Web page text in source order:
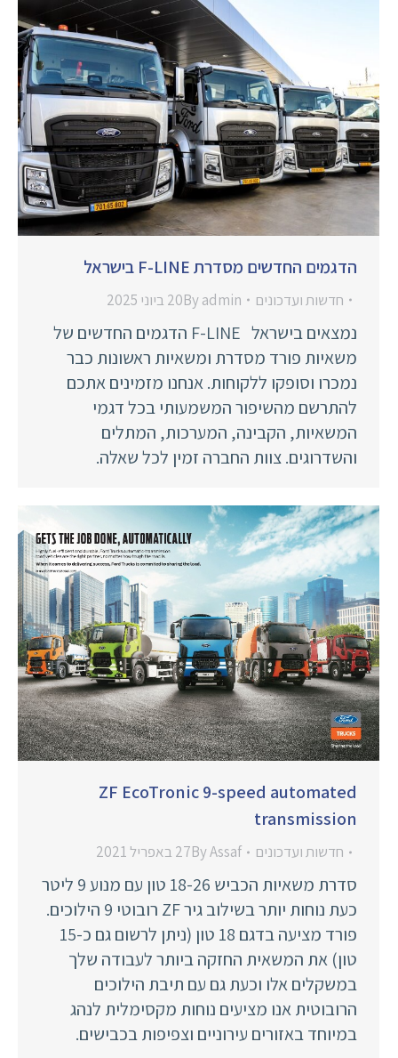
הדגמים החדשים מסדרת F-LINE בישראל
חדשות ועדכונים Byadmin 20 ביוני 2025
נמצאים בישראל F-LINE הדגמים החדשים של
משאיות פורד מסדרת ומשאיות ראשונות כבר
נמכרו וסופקו ללקוחות. אנחנו מזמינים אתכם
להתרשם מהשיפור המשמעותי בכל דגמי
המשאיות, הקבינה, המערכות, המתלים
והשדרוגים. צוות החברה זמין לכל שאלה.
ZF EcoTronic 9-speed automated
transmission
חדשות ועדכונים ByAssaf 27 באפריל 2021
סדרת משאיות הכביש 18-26 טון עם מנוע 9 ליטר
כעת נוחות יותר בשילוב גיר ZF רובוטי 9 הילוכים.
פורד מציעה בדגם 18 טון (ניתן לרשום גם כ-15
טון) את המשאית החזקה ביותר לעבודה שלך
במשקלים אלו וכעת גם עם תיבת הילוכים
הרובוטית אנו מציעים נוחות מקסימלית לנהג
במיוחד באזורים עירוניים וצפיפות בכבישים.